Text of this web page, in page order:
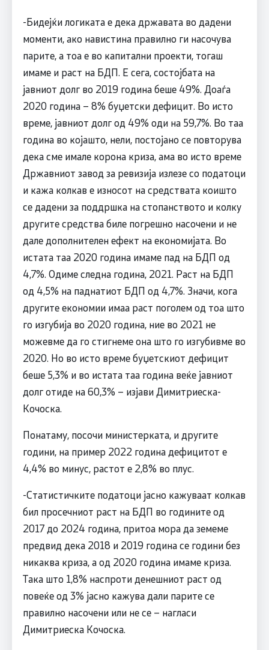
-Бидејќи логиката е дека државата во дадени
моменти, ако навистина правилно ги насочува
парите, а тоа е во капитални проекти, тогаш
имаме и раст на БДП. Е сега, состојбата на
јавниот долг во 2019 година беше 49%. Доаѓа
2020 година – 8% буџетски дефицит. Во исто
време, јавниот долг од 49% оди на 59,7%. Во таа
година во којашто, нели, постојано се повторува
дека сме имале корона криза, ама во исто време
Државниот завод за ревизија излезе со податоци
и кажа колкав е износот на средствата коишто
се дадени за поддршка на стопанството и колку
другите средства биле погрешно насочени и не
дале дополнителен ефект на економијата. Во
истата таа 2020 година имаме пад на БДП од
4,7%. Одиме следна година, 2021. Раст на БДП
од 4,5% на паднатиот БДП од 4,7%. Значи, кога
другите економии имаа раст поголем од тоа што
го изгубија во 2020 година, ние во 2021 не
можевме да го стигнеме она што го изгубивме во
2020. Но во исто време буџетскиот дефицит
беше 5,3% и во истата таа година веќе јавниот
долг отиде на 60,3% – изјави Димитриеска-
Кочоска.
Понатаму, посочи министерката, и другите
години, на пример 2022 година дефицитот е
4,4% во минус, растот е 2,8% во плус.
-Статистичките податоци јасно кажуваат колкав
бил просечниот раст на БДП во годините од
2017 до 2024 година, притоа мора да земеме
предвид дека 2018 и 2019 година се години без
никаква криза, а од 2020 година имаме криза.
Така што 1,8% наспроти денешниот раст од
повеќе од 3% јасно кажува дали парите се
правилно насочени или не се – нагласи
Димитриеска Кочоска.